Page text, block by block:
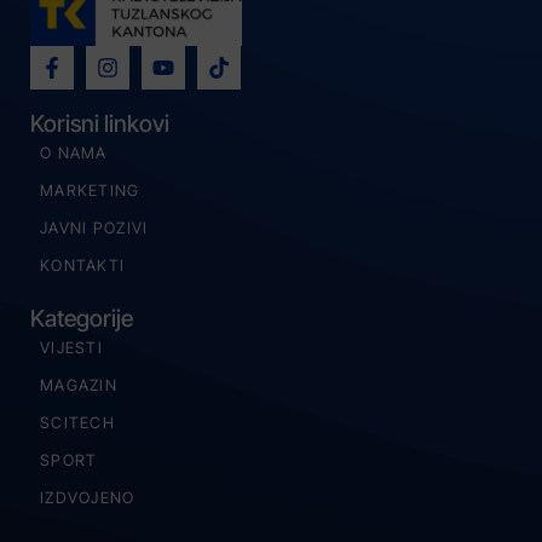
Korisni linkovi
O NAMA
MARKETING
JAVNI POZIVI
KONTAKTI
Kategorije
VIJESTI
MAGAZIN
SCITECH
SPORT
IZDVOJENO